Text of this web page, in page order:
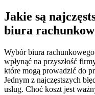
Jakie są
biura
Wybór biura
wpłynąć na przyszłość
które mogą prowadzić do
Jednym z najczęstszych
usług. Choć koszt jest